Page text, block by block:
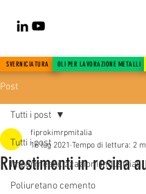
SVERNICIATURA OLI PER LAVORAZIONE METALLI
Post
Tutti i post
Impermeabilizzazioni Industriali
Poliuretano cemento
Tutti i post
Rivestimenti in resina
fiprokimrpmitalia
16 lug 2021 Tempo di lettura: 2